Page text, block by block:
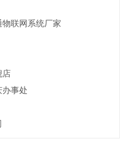
联网系统厂家
店
事处